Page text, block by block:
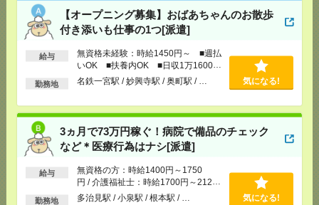
【オープニング募集】おばあちゃんのお散歩
付き添いも仕事の1つ[派遣]
給与
無資格未経験：時給1450円～ ■週払
いOK ■扶養内OK ■日収1万1600円
以上
勤務地 名鉄一宮駅 / 妙興寺駅 / 奥町駅 / … 気になる!
3ヵ月で73万円稼ぐ！病院で備品のチェック
など＊医療行為はナシ[派遣]
給与
無資格の方：時給1400円～1750
円 / 介護福祉士：時給1700円～2125
円 / 初任者以上：時給1500円～1875
勤務地 多治見駅 / 小泉駅 / 根本駅 / … 気になる!
3ヵ月で73万円稼ぐ！病院で備品のチェックなど＊医
療行為はナシ[派遣]
[給 与]無資格の方：時給1400円～1750円 / 介護
福祉士：時給1700円～2125円 / 初任者以上：時給
[交通費]全額支給
[月収例]20～25万円
[勤務地]多治見駅/小泉駅/根本駅/…
気になる！
時給1600円＊旅行好きな方におすすめ！インターネ
ットからの旅予約をお手伝い[派遣]
[給 与]時給1600円 月収例 240,000円